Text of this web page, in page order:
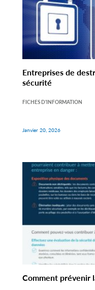
Entreprises de
sécurité
FICHES D'INFORMATION
Janvier 20, 2026
Comment prévenir